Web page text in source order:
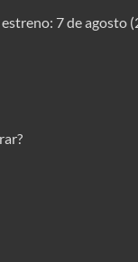
7 de agosto